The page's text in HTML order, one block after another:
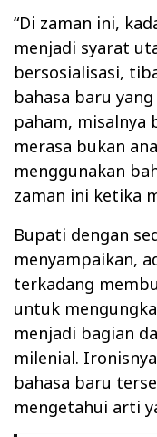
“Di zaman ini,
menjadi syarat
bersosialisasi,
bahasa baru
paham, misalnya
merasa bukan
menggunakan
zaman ini ketika
Bupati dengan
menyampaikan,
terkadang
untuk
menjadi bagian
milenial.
bahasa baru
mengetahui arti